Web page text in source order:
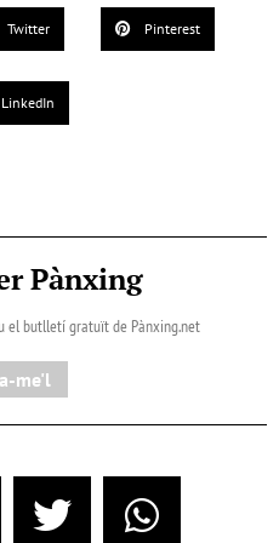
Twitter Pinterest
LinkedIn
Pànxing
el butlletí gratuït de Pànxing.net​
me'l